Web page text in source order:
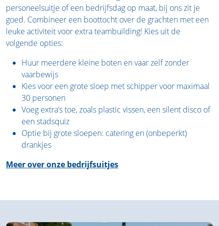
personeelsuitje of een bedrijfsdag op maat, bij ons zit je
goed. Combineer een boottocht over de grachten met een
leuke activiteit voor extra teambuilding! Kies uit de
volgende opties:
Huur meerdere kleine boten en vaar zelf zonder
vaarbewijs
Kies voor een grote sloep met schipper voor maximaal
30 personen
Voeg extra’s toe, zoals plastic vissen, een silent disco of
een stadsquiz
Optie bij grote sloepen: catering en (onbeperkt)
drankjes
Meer over onze bedrijfsuitjes